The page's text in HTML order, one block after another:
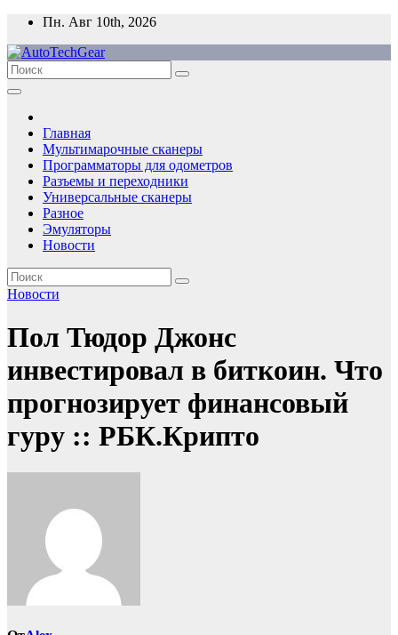
Перейти
содержимому
Пн. Авг 10th, 2026
Главная
Мультимарочные сканеры
Программаторы для одометров
Разъемы и переходники
Универсальные сканеры
Разное
Эмуляторы
Новости
Новости
Пол Тюдор Джонс
инвестировал в биткоин. Что
прогнозирует финансовый
гуру :: РБК.Крипто